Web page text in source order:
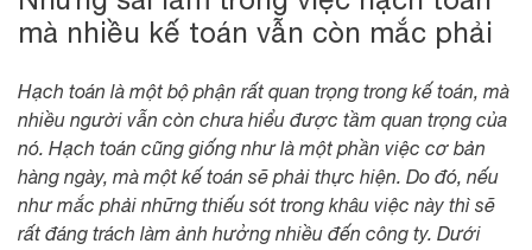
mà nhiều kế toán vẫn còn mắc phải
Hạch toán là một bộ phận rất quan trọng trong kế toán, mà
nhiều người vẫn còn chưa hiểu được tầm quan trọng của
nó. Hạch toán cũng giống như là một phần việc cơ bản
hàng ngày, mà một kế toán sẽ phải thực hiện. Do đó, nếu
như mắc phải những thiếu sót trong khâu việc này thì sẽ
rất đáng trách làm ảnh hưởng nhiều đến công ty. Dưới